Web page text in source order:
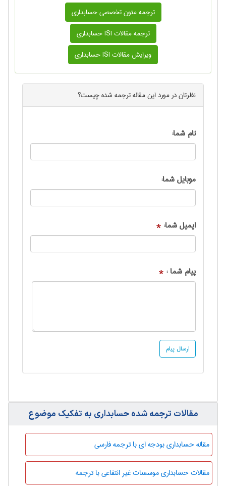
ترجمه متون تخصصی حسابداری
ترجمه مقالات ISI حسابداری
ویرایش مقالات ISI حسابداری
نظرتان در مورد اینمقاله ترجمه شدهچیست؟
نام شما:
موبایل شما:
ایمیل شما: *
پیام شما : *
مقالات ترجمه شده حسابداری به تفکیک موضوع
مقاله حسابداری بودجه ای با ترجمه فارسی
مقالات حسابداری موسسات غیر انتفاعی با ترجمه